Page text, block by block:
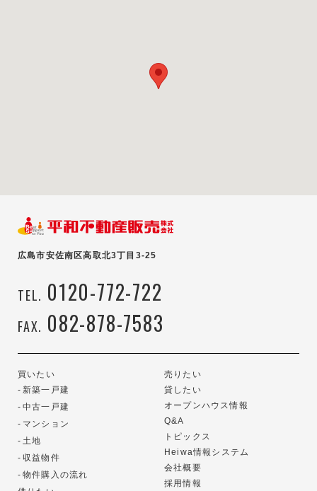
広島市安佐南区高取北3丁目3-25
TEL. 0120-772-722
FAX. 082-878-7583
買いたい
新築一戸建
中古一戸建
マンション
土地
収益物件
物件購入の流れ
売りたい
貸したい
オープンハウス情報
Q&A
トピックス
Heiwa情報システム
会社概要
採用情報